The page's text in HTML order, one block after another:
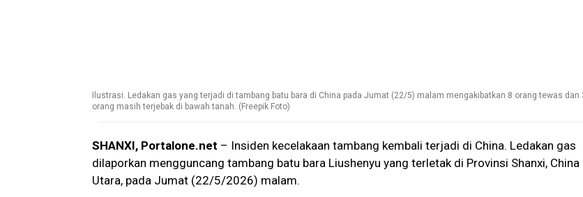
Ilustrasi. Ledakan gas yang terjadi di tambang batu bara di China pada Jumat (22/5) malam mengakibatkan 8 orang tewas dan
orang masih terjebak di bawah tanah. (Freepik Foto)
SHANXI, Portalone.net – Insiden kecelakaan tambang kembali terjadi di China. Ledakan gas
dilaporkan mengguncang tambang batu bara Liushenyu yang terletak di Provinsi Shanxi, China
Utara, pada Jumat (22/5/2026) malam.